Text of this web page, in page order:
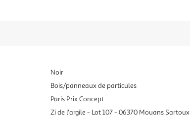
Noir
Bois/panneaux de particules
Paris Prix Concept
Zi de l'argile - Lot 107 - 06370 Mouans Sartoux